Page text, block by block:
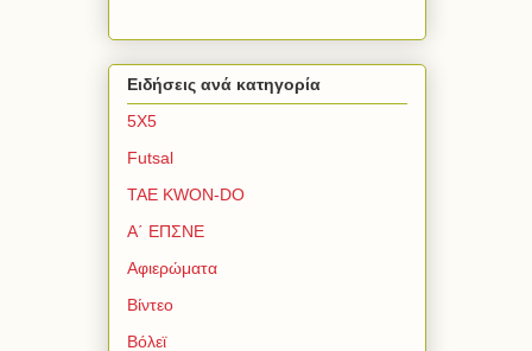
Ειδήσεις ανά κατηγορία
5Χ5
Futsal
TAE KWON-DO
Α΄ ΕΠΣΝΕ
Αφιερώματα
Βίντεο
Βόλεϊ